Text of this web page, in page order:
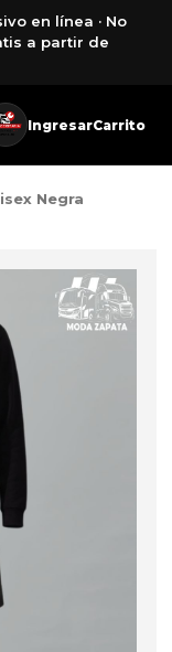
en línea · No
a partir de
IngresarCarrito
Negra